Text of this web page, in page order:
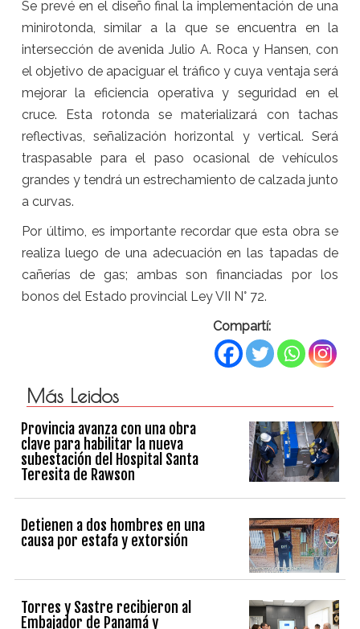
Se prevé en el diseño final la implementación de una
minirotonda, similar a la que se encuentra en la
intersección de avenida Julio A. Roca y Hansen, con
el objetivo de apaciguar el tráfico y cuya ventaja será
mejorar la eficiencia operativa y seguridad en el
cruce. Esta rotonda se materializará con tachas
reflectivas, señalización horizontal y vertical. Será
traspasable para el paso ocasional de vehículos
grandes y tendrá un estrechamiento de calzada junto
a curvas.
Por último, es importante recordar que esta obra se
realiza luego de una adecuación en las tapadas de
cañerías de gas; ambas son financiadas por los
bonos del Estado provincial Ley VII N° 72.
Compartí:
Más Leidos
Provincia avanza con una obra
clave para habilitar la nueva
subestación del Hospital Santa
Teresita de Rawson
Detienen a dos hombres en una
causa por estafa y extorsión
Torres y Sastre recibieron al
Embajador de Panamá y